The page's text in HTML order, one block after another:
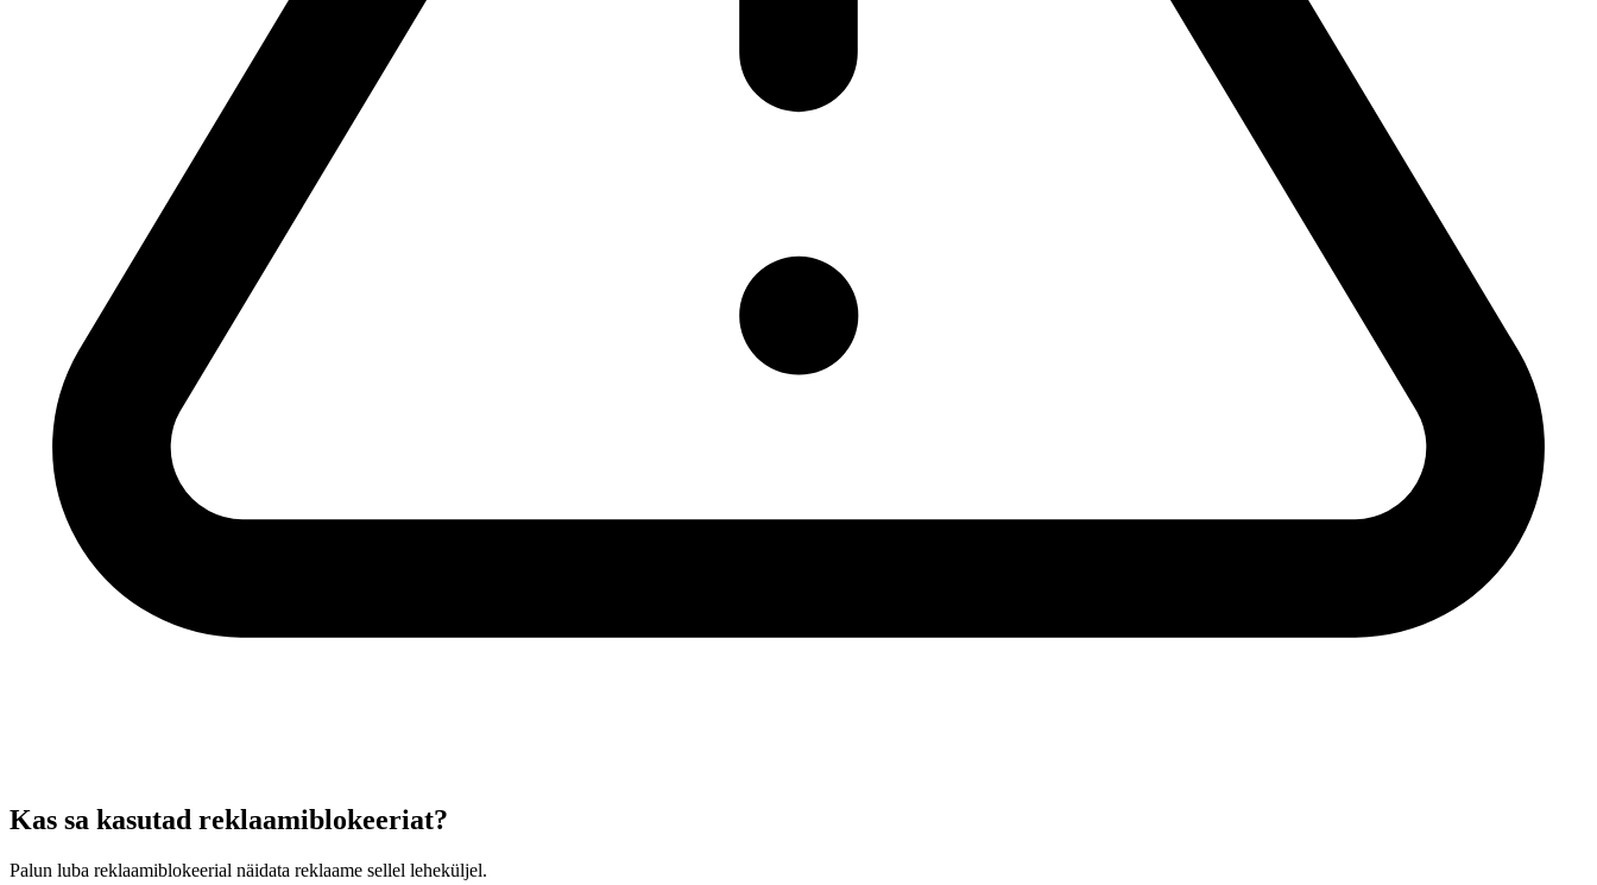
Kas sa kasutad reklaamiblokeeriat?
Palun luba reklaamiblokeerial näidata reklaame sellel leheküljel.